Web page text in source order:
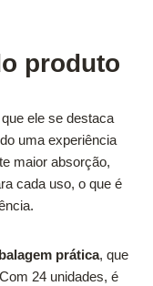
produto
ele se destaca
uma experiência
maior absorção,
cada uso, o que é
prática, que
24 unidades, é